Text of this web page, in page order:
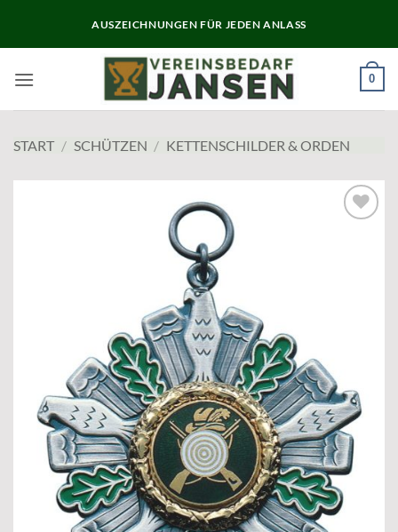
AUSZEICHNUNGEN FÜR JEDEN ANLASS
0
START / SCHÜTZEN / KETTENSCHILDER & ORDEN